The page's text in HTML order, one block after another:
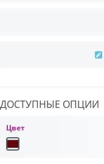
ДОСТУПНЫЕ ОПЦИИ
Цвет